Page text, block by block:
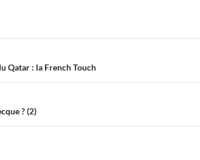
Qatar : la French Touch
? (2)